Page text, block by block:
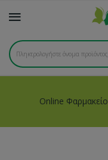
Online Φαρμακείο